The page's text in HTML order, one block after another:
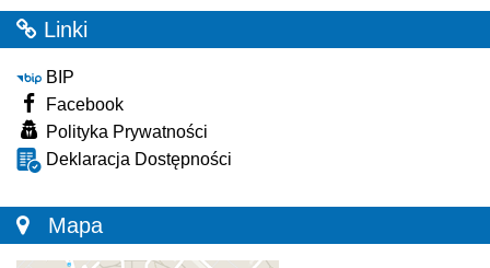
Linki
BIP
Facebook
Polityka Prywatności
Deklaracja Dostępności
Mapa